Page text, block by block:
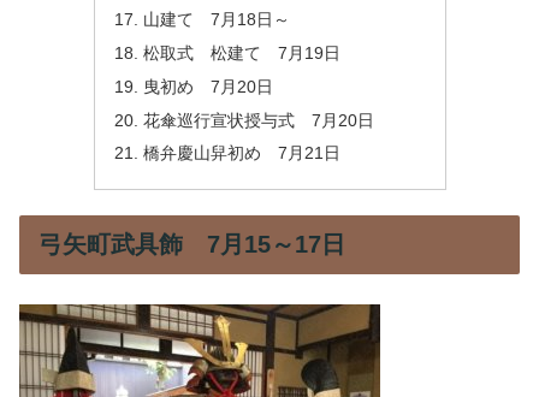
山建て 7月18日～
松取式 松建て 7月19日
曳初め 7月20日
花傘巡行宣状授与式 7月20日
橋弁慶山舁初め 7月21日
弓矢町武具飾 7月15～17日